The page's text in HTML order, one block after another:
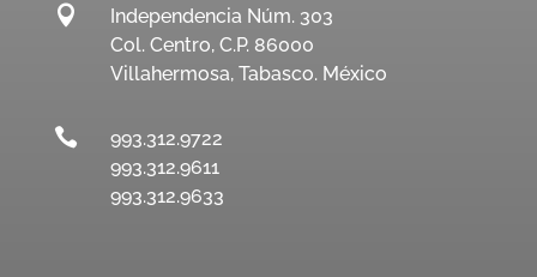

Independencia Núm. 303
Col. Centro, C.P. 86000
Villahermosa, Tabasco. México

993.312.9722
993.312.9611
993.312.9633